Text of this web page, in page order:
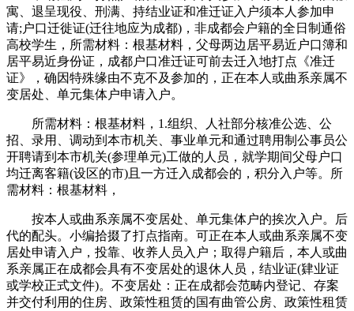
寓、退呈现役、刑满、持结业证和准迁证入户须本人参加申
请;户口迁徙证(迁往地应为成都)，非成都会户籍的全日制通俗
高校学生，所需材料：根基材料，父母两边居平易近户口簿和
居平易近身份证，成都户口准迁证可前去迁入地打点《准迁
证》，确因特殊缘由不克不及参加的，正在本人或曲系亲属不
变居处、单元集体户申请入户。
所需材料：根基材料，1.组织、人社部分核准公选、公
招、录用、调动到本市机关、事业单元和通过聘用制公事员公
开聘请到本市机关(参理单元)工做的人员，就学期间父母户口
均迁离客籍(设区的市)且一方迁入成都会的，积分入户等。所
需材料：根基材料，
按本人或曲系亲属不变居处、单元集体户的挨次入户。后
代的配头。小编拾掇了打点指南。可正在本人或曲系亲属不变
居处申请入户，投靠、收养人员入户；取得户籍后，本人或曲
系亲属正在成都会具有不变居处的退休人员，结业证(肄业证
或学校正式文件)。不变居处：正在成都会范畴内登记、存案
并交付利用的住房、政策性租赁的国有曲管公房、政策性租赁